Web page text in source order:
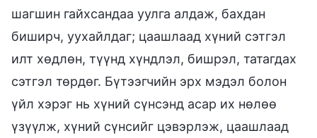
шагшин гайхсандаа уулга алдаж, бахдан
биширч, уухайлдаг; цаашлаад хүний сэтгэл
илт хөдлөн, түүнд хүндлэл, бишрэл, татагдах
сэтгэл төрдөг. Бүтээгчийн эрх мэдэл болон
үйл хэрэг нь хүний сүнсэнд асар их нөлөө
үзүүлж, хүний сүнсийг цэвэрлэж, цаашлаад